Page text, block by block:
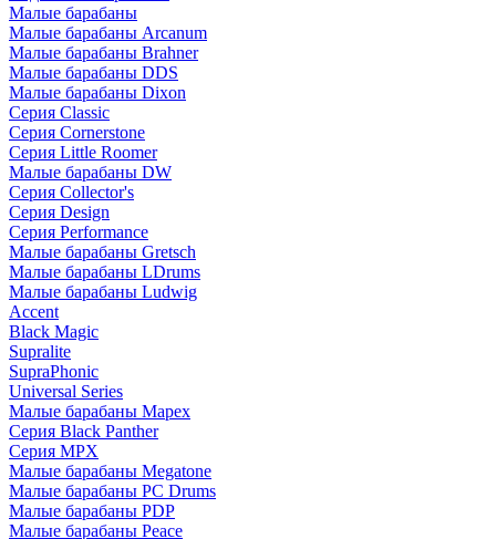
Малые барабаны
Малые барабаны Arcanum
Малые барабаны Brahner
Малые барабаны DDS
Малые барабаны Dixon
Серия Classic
Серия Cornerstone
Серия Little Roomer
Малые барабаны DW
Серия Collector's
Серия Design
Серия Performance
Малые барабаны Gretsch
Малые барабаны LDrums
Малые барабаны Ludwig
Accent
Black Magic
Supralite
SupraPhonic
Universal Series
Малые барабаны Mapex
Серия Black Panther
Серия MPX
Малые барабаны Megatone
Малые барабаны PC Drums
Малые барабаны PDP
Малые барабаны Peace